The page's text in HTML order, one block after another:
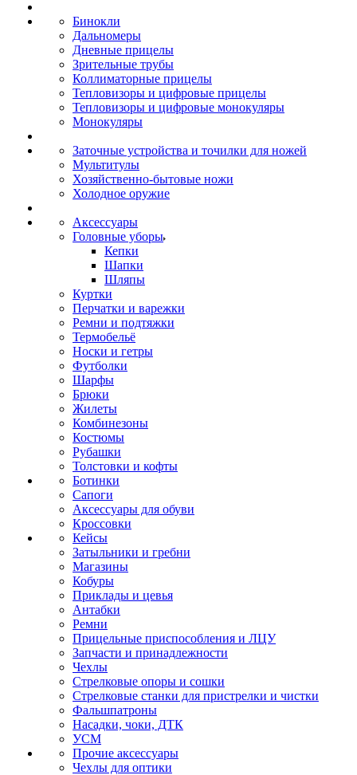
Бинокли
Дальномеры
Дневные прицелы
Зрительные трубы
Коллиматорные прицелы
Тепловизоры и цифровые прицелы
Тепловизоры и цифровые монокуляры
Монокуляры
Заточные устройства и точилки для ножей
Мультитулы
Хозяйственно-бытовые ножи
Холодное оружие
Аксессуары
Головные уборы
Кепки
Шапки
Шляпы
Куртки
Перчатки и варежки
Ремни и подтяжки
Термобельё
Носки и гетры
Футболки
Шарфы
Брюки
Жилеты
Комбинезоны
Костюмы
Рубашки
Толстовки и кофты
Ботинки
Сапоги
Аксессуары для обуви
Кроссовки
Кейсы
Затыльники и гребни
Магазины
Кобуры
Приклады и цевья
Антабки
Ремни
Прицельные приспособления и ЛЦУ
Запчасти и принадлежности
Чехлы
Стрелковые опоры и сошки
Стрелковые станки для пристрелки и чистки
Фальшпатроны
Насадки, чоки, ДТК
УСМ
Прочие аксессуары
Чехлы для оптики